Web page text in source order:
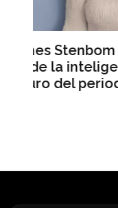
el
récord
Wall